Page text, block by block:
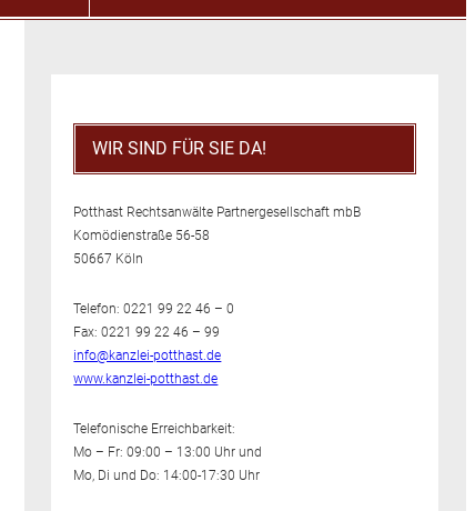
WIR SIND FÜR SIE DA!
Potthast Rechtsanwälte Partnergesellschaft mbB
Komödienstraße 56-58
50667 Köln
Telefon: 0221 99 22 46 – 0
Fax: 0221 99 22 46 – 99
info@kanzlei-potthast.de
www.kanzlei-potthast.de
Telefonische Erreichbarkeit:
Mo – Fr: 09:00 – 13:00 Uhr und
Mo, Di und Do: 14:00-17:30 Uhr